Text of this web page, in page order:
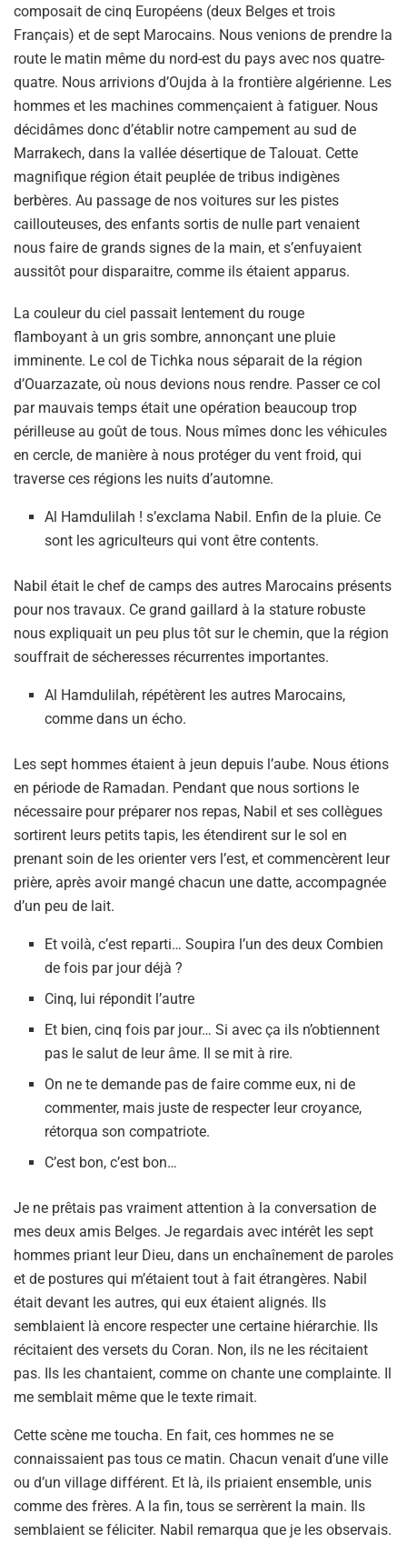
composait de cinq Européens (deux Belges et trois
Français) et de sept Marocains. Nous venions de prendre la
route le matin même du nord-est du pays avec nos quatre-
quatre. Nous arrivions d’Oujda à la frontière algérienne. Les
hommes et les machines commençaient à fatiguer. Nous
décidâmes donc d’établir notre campement au sud de
Marrakech, dans la vallée désertique de Talouat. Cette
magnifique région était peuplée de tribus indigènes
berbères. Au passage de nos voitures sur les pistes
caillouteuses, des enfants sortis de nulle part venaient
nous faire de grands signes de la main, et s’enfuyaient
aussitôt pour disparaitre, comme ils étaient apparus.
La couleur du ciel passait lentement du rouge
flamboyant à un gris sombre, annonçant une pluie
imminente. Le col de Tichka nous séparait de la région
d’Ouarzazate, où nous devions nous rendre. Passer ce col
par mauvais temps était une opération beaucoup trop
périlleuse au goût de tous. Nous mîmes donc les véhicules
en cercle, de manière à nous protéger du vent froid, qui
traverse ces régions les nuits d’automne.
Al Hamdulilah ! s’exclama Nabil. Enfin de la pluie. Ce
sont les agriculteurs qui vont être contents.
Nabil était le chef de camps des autres Marocains présents
pour nos travaux. Ce grand gaillard à la stature robuste
nous expliquait un peu plus tôt sur le chemin, que la région
souffrait de sécheresses récurrentes importantes.
Al Hamdulilah, répétèrent les autres Marocains,
comme dans un écho.
Les sept hommes étaient à jeun depuis l’aube. Nous étions
en période de Ramadan. Pendant que nous sortions le
nécessaire pour préparer nos repas, Nabil et ses collègues
sortirent leurs petits tapis, les étendirent sur le sol en
prenant soin de les orienter vers l’est, et commencèrent leur
prière, après avoir mangé chacun une datte, accompagnée
d’un peu de lait.
Et voilà, c’est reparti… Soupira l’un des deux Combien
de fois par jour déjà ?
Cinq, lui répondit l’autre
Et bien, cinq fois par jour… Si avec ça ils n’obtiennent
pas le salut de leur âme. Il se mit à rire.
On ne te demande pas de faire comme eux, ni de
commenter, mais juste de respecter leur croyance,
rétorqua son compatriote.
C’est bon, c’est bon…
Je ne prêtais pas vraiment attention à la conversation de
mes deux amis Belges. Je regardais avec intérêt les sept
hommes priant leur Dieu, dans un enchaînement de paroles
et de postures qui m’étaient tout à fait étrangères. Nabil
était devant les autres, qui eux étaient alignés. Ils
semblaient là encore respecter une certaine hiérarchie. Ils
récitaient des versets du Coran. Non, ils ne les récitaient
pas. Ils les chantaient, comme on chante une complainte. Il
me semblait même que le texte rimait.
Cette scène me toucha. En fait, ces hommes ne se
connaissaient pas tous ce matin. Chacun venait d’une ville
ou d’un village différent. Et là, ils priaient ensemble, unis
comme des frères. A la fin, tous se serrèrent la main. Ils
semblaient se féliciter. Nabil remarqua que je les observais.